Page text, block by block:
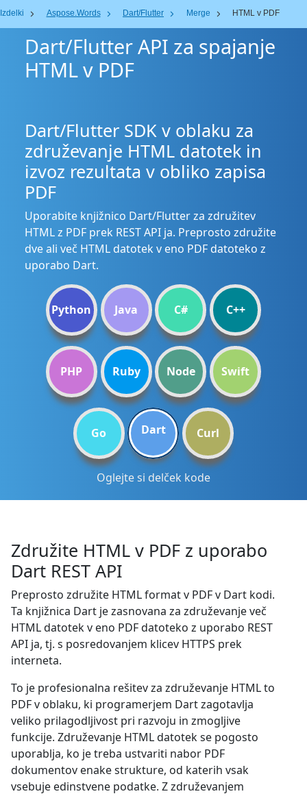
Izdelki Aspose.Words Dart/Flutter Merge HTML v PDF
Dart/Flutter API za spajanje
HTML v PDF
Dart/Flutter SDK v oblaku za
združevanje HTML datotek in
izvoz rezultata v obliko zapisa
PDF
Uporabite knjižnico Dart/Flutter za združitev
HTML z PDF prek REST API ja. Preprosto združite
dve ali več HTML datotek v eno PDF datoteko z
uporabo Dart.
Python Java C# C++
PHP Ruby Node Swift
Go Dart Curl
Oglejte si delček kode
Združite HTML v PDF z uporabo
Dart REST API
Preprosto združite HTML format v PDF v Dart kodi.
Ta knjižnica Dart je zasnovana za združevanje več
HTML datotek v eno PDF datoteko z uporabo REST
API ja, tj. s posredovanjem klicev HTTPS prek
interneta.
To je profesionalna rešitev za združevanje HTML to
PDF v oblaku, ki programerjem Dart zagotavlja
veliko prilagodljivost pri razvoju in zmogljive
funkcije. Združevanje HTML datotek se pogosto
uporablja, ko je treba ustvariti nabor PDF
dokumentov enake strukture, od katerih vsak
vsebuje edinstvene podatke. Z združevanjem